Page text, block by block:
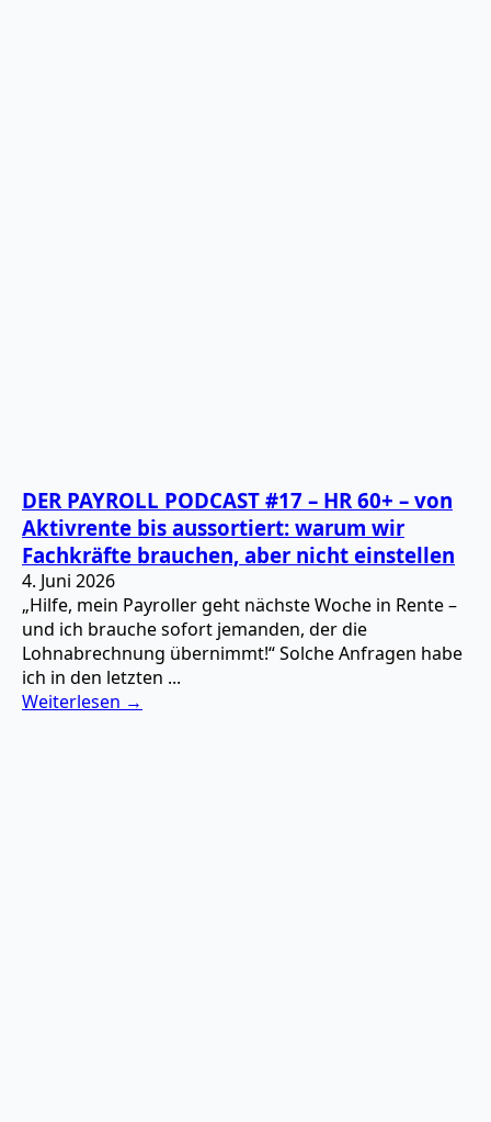
DER PAYROLL PODCAST #17 – HR 60+ – von
Aktivrente bis aussortiert: warum wir
Fachkräfte brauchen, aber nicht einstellen
4. Juni 2026
„Hilfe, mein Payroller geht nächste Woche in Rente –
und ich brauche sofort jemanden, der die
Lohnabrechnung übernimmt!“ Solche Anfragen habe
ich in den letzten ...
Weiterlesen →